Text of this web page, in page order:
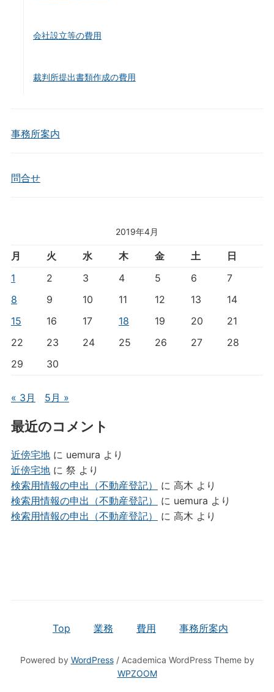
会社設立等の費用
裁判所提出書類作成の費用
事務所案内
問合せ
2019年4月
月 火 水 木 金 土
日
1
2 3 4 5 6
7
8
9 10 11 12 13
14
15
16 17 18 19 20
21
22
23 24 25 26 27
28
29
30
« 3月 5月 »
最近のコメント
近傍宅地に uemura より
近傍宅地に 祭 より
検索用情報の申出（不動産登記）
に 高木 より
検索用情報の申出（不動産登記）
に uemura より
検索用情報の申出（不動産登記）
に 高木 より
Top 業務 費用 事務所案内
Powered by WordPress/ Academica WordPress Theme by
WPZOOM